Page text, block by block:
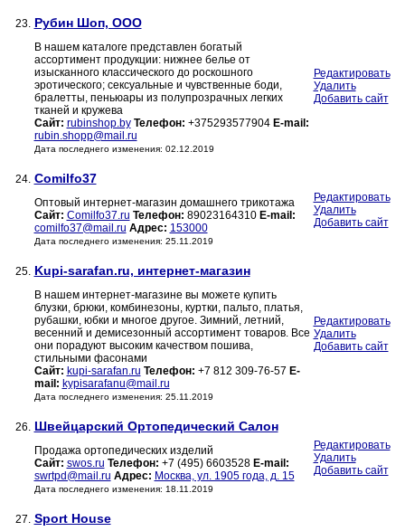
23. Рубин Шоп, ООО
В нашем каталоге представлен богатый
ассортимент продукции: нижнее белье от
изысканного классического до роскошного
эротического; сексуальные и чувственные боди,
бралетты, пеньюары из полупрозрачных легких
тканей и кружева
Сайт: rubinshop.by Телефон: +375293577904 E-mail:
rubin.shopp@mail.ru
Дата последнего изменения: 02.12.2019
Редактировать
Удалить
Добавить сайт
24. Comilfo37
Оптовый интернет-магазин домашнего трикотажа
Сайт: Comilfo37.ru Телефон: 89023164310 E-mail:
comilfo37@mail.ru Адрес: 153000
Дата последнего изменения: 25.11.2019
Редактировать
Удалить
Добавить сайт
25. Kupi-sarafan.ru, интернет-магазин
В нашем интернет-магазине вы можете купить
блузки, брюки, комбинезоны, куртки, пальто, платья,
рубашки, юбки и многое другое. Зимний, летний,
весенний и демисезонный ассортимент товаров. Все
они порадуют высоким качеством пошива,
стильными фасонами
Сайт: kupi-sarafan.ru Телефон: +7 812 309-76-57 E-
mail: kypisarafanu@mail.ru
Дата последнего изменения: 25.11.2019
Редактировать
Удалить
Добавить сайт
26. Швейцарский Ортопедический Салон
Продажа ортопедических изделий
Сайт: swos.ru Телефон: +7 (495) 6603528 E-mail:
swrtpd@mail.ru Адрес: Москва, ул. 1905 года, д. 15
Дата последнего изменения: 18.11.2019
Редактировать
Удалить
Добавить сайт
27. Sport House